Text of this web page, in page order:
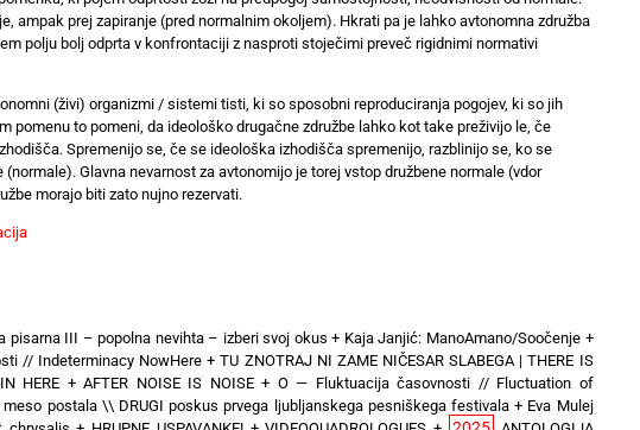
ampak prej zapiranje (pred normalnim okoljem). Hkrati pa je lahko avtonomna združba
polju bolj odprta v konfrontaciji z nasproti stoječimi preveč rigidnimi normativi
(živi) organizmi / sistemi tisti, ki so sposobni reproduciranja pogojev, ki so jih
pomenu to pomeni, da ideološko drugačne združbe lahko kot take preživijo le, če
Spremenijo se, če se ideološka izhodišča spremenijo, razblinijo se, ko se
Glavna nevarnost za avtonomijo je torej vstop družbene normale (vdor
morajo biti zato nujno rezervati.
pisarna III – popolna nevihta – izberi svoj okus + Kaja Janjić: ManoAmano/Soočenje+
// Indeterminacy NowHere +TU ZNOTRAJ NI ZAME NIČESAR SLABEGA | THERE IS
HERE + AFTER NOISE IS NOISE+ O — Fluktuacija časovnosti // Fluctuation of
meso postala \\ DRUGI poskus prvega ljubljanskega pesniškega festivala+ Eva Mulej